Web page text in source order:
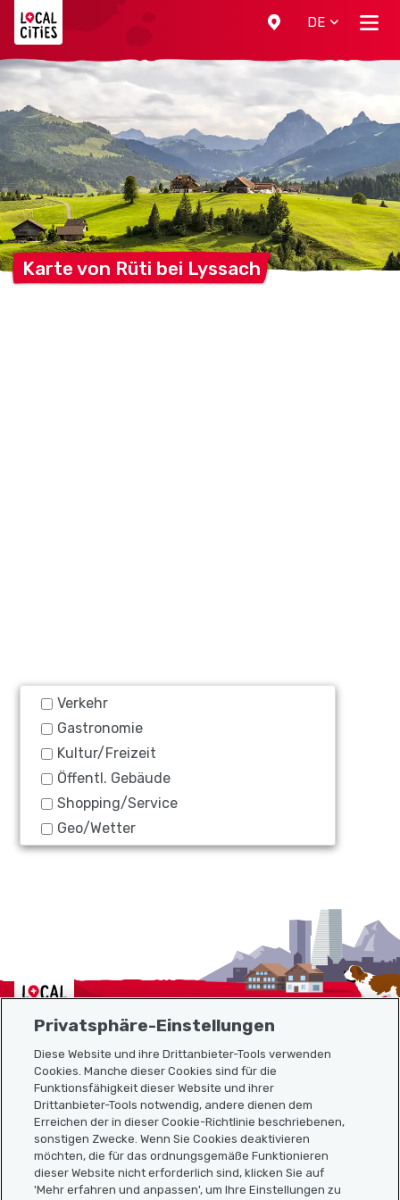
DE
Karte von Rüti bei Lyssach
Verkehr
Gastronomie
Kultur/Freizeit
Öffentl. Gebäude
Shopping/Service
Geo/Wetter
Localcities
Sitemap
Nützliche Links
Localcities App herunterladen
Privatsphäre-Einstellungen
Diese Website und ihre Drittanbieter-Tools verwenden
Cookies. Manche dieser Cookies sind für die
Funktionsfähigkeit dieser Website und ihrer
Drittanbieter-Tools notwendig, andere dienen dem
Erreichen der in dieser Cookie-Richtlinie beschriebenen,
sonstigen Zwecke. Wenn Sie Cookies deaktivieren
möchten, die für das ordnungsgemäße Funktionieren
dieser Website nicht erforderlich sind, klicken Sie auf
'Mehr erfahren und anpassen', um Ihre Einstellungen zu